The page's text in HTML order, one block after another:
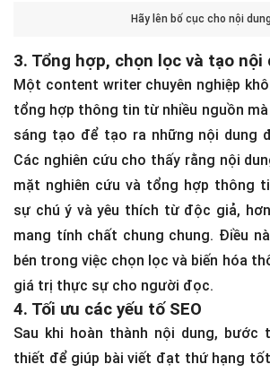
Hãy lên bố cục cho nội dung
3. Tổng hợp, chọn lọc và tạo
Một content writer chuyên nghiệp
tổng hợp thông tin từ nhiều nguồn mà
sáng tạo để tạo ra những nội dung
Các nghiên cứu cho thấy rằng nội
mặt nghiên cứu và tổng hợp thông
sự chú ý và yêu thích từ độc giả,
mang tính chất chung chung. Điều
bén trong việc chọn lọc và biến hóa
giá trị thực sự cho người đọc.
4. Tối ưu các yếu tố SEO
Sau khi hoàn thành nội dung, bước
thiết để giúp bài viết đạt thứ hạng